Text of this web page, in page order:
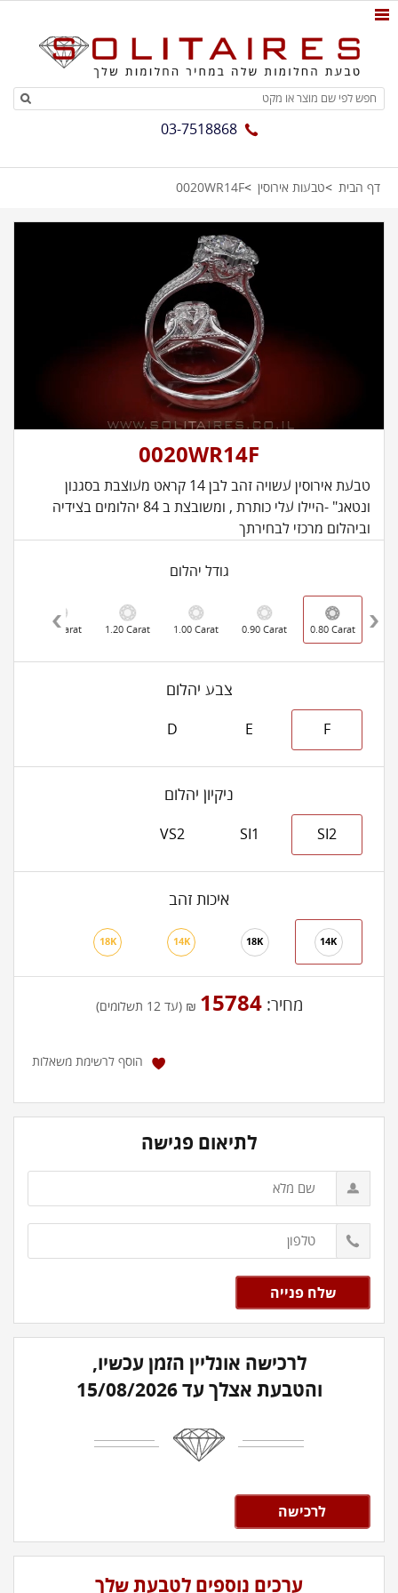
03-7518868
דף הבית טבעות אירוסין 0020WR14F
0020WR14F
טבעת אירוסין עשויה זהב לבן 14 קראט מעוצבת בסגנון
ונטאג" -היילו עלי כותרת , ומשובצת ב 84 יהלומים בצידיה
וביהלום מרכזי לבחירתך
גודל יהלום
1.30 Carat 1.20 Carat 1.00 Carat 0.90 Carat 0.80 Carat
צבע יהלום
F
E
D
ניקיון יהלום
SI2
SI1
VS2
איכות זהב
14K
18K
14K
18K
מחיר: 15784 ₪ (עד 12 תשלומים)
הוסף לרשימת משאלות
לתיאום פגישה
לרכישה אונליין הזמן עכשיו,
והטבעת אצלך עד 15/08/2026
לרכישה
ערכים נוספים לטבעת שלך